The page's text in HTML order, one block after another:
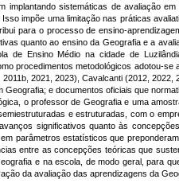
sistemáticas de avaliação
impõe uma limitação nas práticas
para o processo de ensino-
quanto ao ensino da Geografia e a
de Ensino Médio na cidade de
procedimentos metodológicos adotou-
2021, 2023), Cavalcanti (2012,
e documentos oficiais que
o professor de Geografia e uma
e estruturadas, com o
significativos quanto às
parâmetros estatísticos que
entre as concepções teóricas que
e na escola, de modo geral, para
da avaliação das aprendizagens da